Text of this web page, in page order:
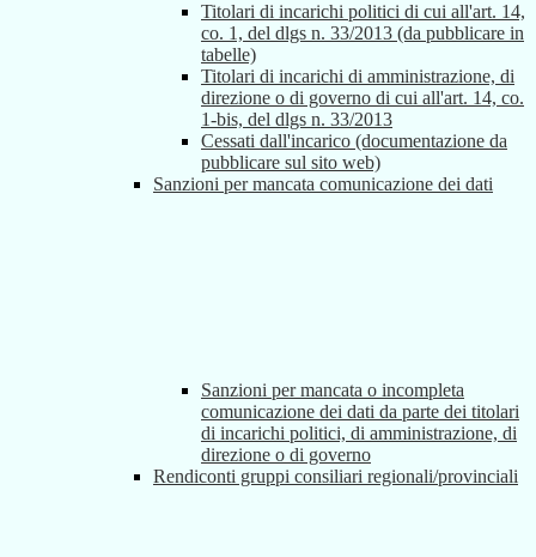
Titolari di incarichi politici di cui all'art. 14,
co. 1, del dlgs n. 33/2013 (da pubblicare in
tabelle)
Titolari di incarichi di amministrazione, di
direzione o di governo di cui all'art. 14, co.
1-bis, del dlgs n. 33/2013
Cessati dall'incarico (documentazione da
pubblicare sul sito web)
Sanzioni per mancata comunicazione dei dati
Sanzioni per mancata o incompleta
comunicazione dei dati da parte dei titolari
di incarichi politici, di amministrazione, di
direzione o di governo
Rendiconti gruppi consiliari regionali/provinciali